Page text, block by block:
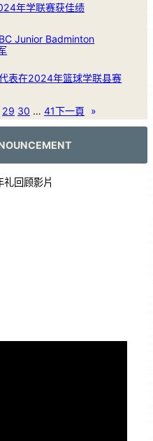
年学联赛获佳绩
Junior Badminton
表在2024年篮球学联县赛
29 30 … 41下一頁 »
回顾影片